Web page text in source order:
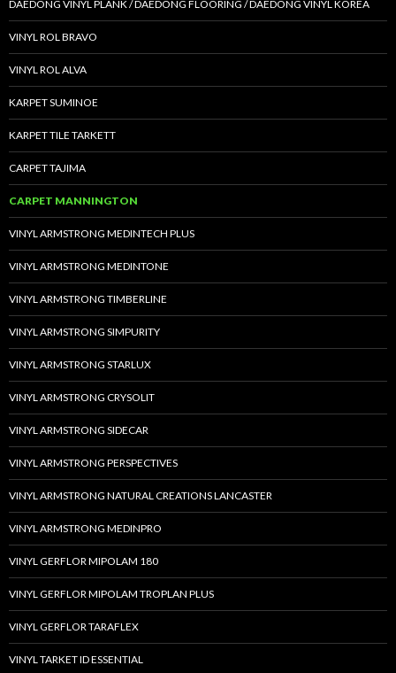
DAEDONG VINYL PLANK / DAEDONG FLOORING / DAEDONG VINYL KOREA
VINYL ROL BRAVO
VINYL ROL ALVA
KARPET SUMINOE
KARPET TILE TARKETT
CARPET TAJIMA
CARPET MANNINGTON
VINYL ARMSTRONG MEDINTECH PLUS
VINYL ARMSTRONG MEDINTONE
VINYL ARMSTRONG TIMBERLINE
VINYL ARMSTRONG SIMPURITY
VINYL ARMSTRONG STARLUX
VINYL ARMSTRONG CRYSOLIT
VINYL ARMSTRONG SIDECAR
VINYL ARMSTRONG PERSPECTIVES
VINYL ARMSTRONG NATURAL CREATIONS LANCASTER
VINYL ARMSTRONG MEDINPRO
VINYL GERFLOR MIPOLAM 180
VINYL GERFLOR MIPOLAM TROPLAN PLUS
VINYL GERFLOR TARAFLEX
VINYL TARKET ID ESSENTIAL